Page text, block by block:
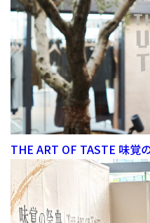
THE ART OF TASTE 味覚